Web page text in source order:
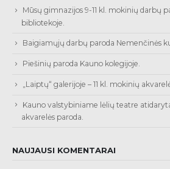
Mūsų gimnazijos 9-11 kl. mokinių darbų
bibliotekoje.
Baigiamųjų darbų paroda Nemenčinės
Piešinių paroda Kauno kolegijoje.
„Laiptų“ galerijoje – 11 kl. mokinių
Kauno valstybiniame lėlių teatre
akvarelės paroda.
NAUJAUSI KOMENTARAI